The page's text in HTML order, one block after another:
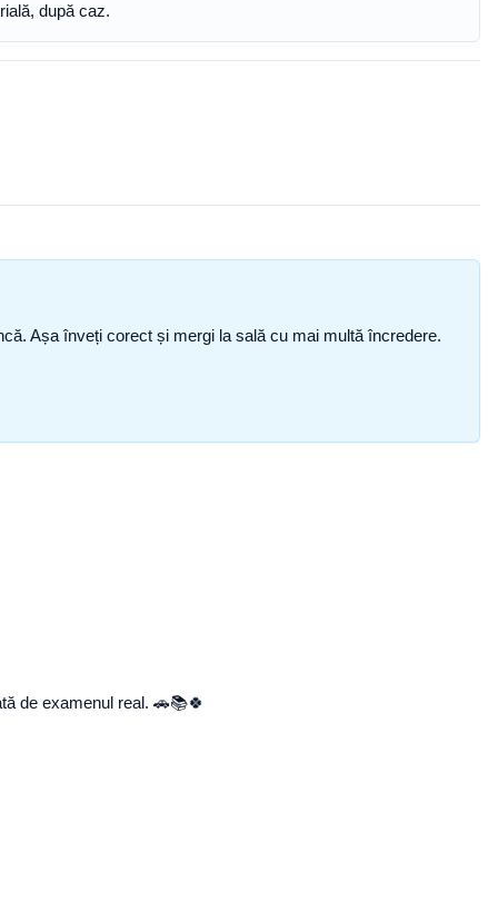
după caz.
Așa înveți corect și mergi la sală cu mai multă încredere.
de examenul real. 🚗📚🍀